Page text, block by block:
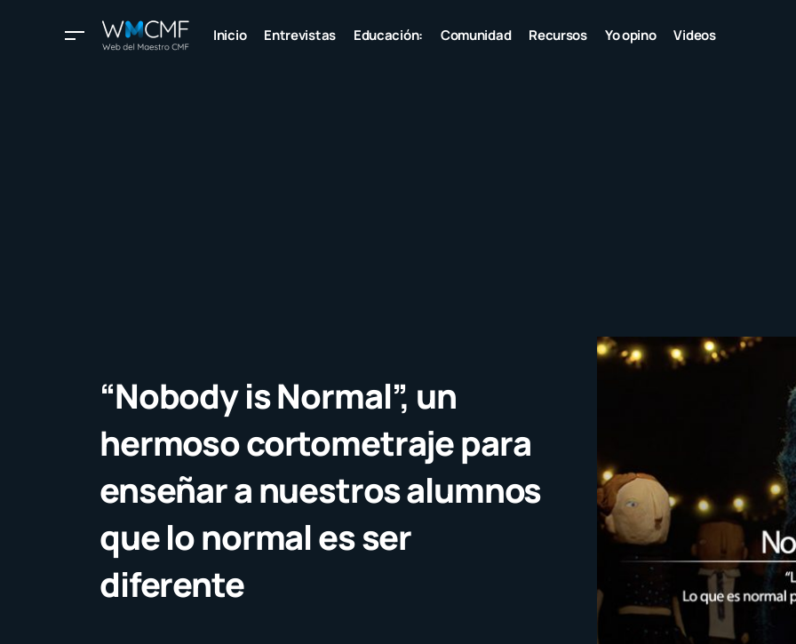
Inicio Entrevistas Educación: Comunidad Recursos Yo opino Videos
“Nobody is Normal”, un
hermoso cortometraje para
enseñar a nuestros alumnos
que lo normal es ser
diferente